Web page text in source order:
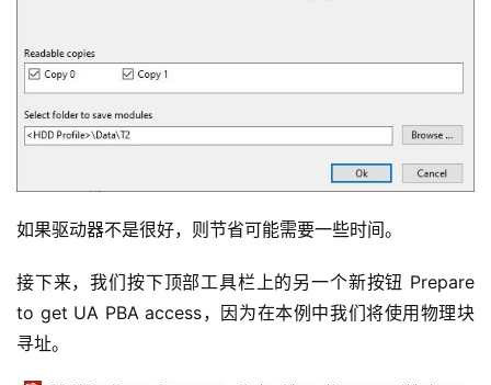
如果驱动器不是很好，则节省可能需要一些时间。
接下来，我们按下顶部工具栏上的另一个新按钮 Prepare
to get UA PBA access，因为在本例中我们将使用物理块
寻址。